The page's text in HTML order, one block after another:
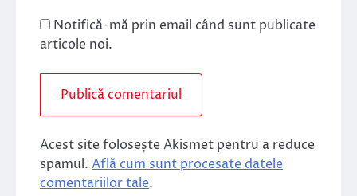
Notifică-mă prin email când sunt publicate
articole noi.
Acest site folosește Akismet pentru a reduce
spamul. Află cum sunt procesate datele
comentariilor tale.